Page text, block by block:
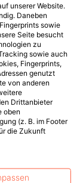
unserer Website.
Daneben
sowie
Seite besucht
zu
sowie auch
Fingerprints,
genutzt
von anderen
Drittanbieter
oben
(z. B. im Footer
die Zukunft